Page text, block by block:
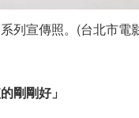
列宣傳照。(台北市電
剛剛好」